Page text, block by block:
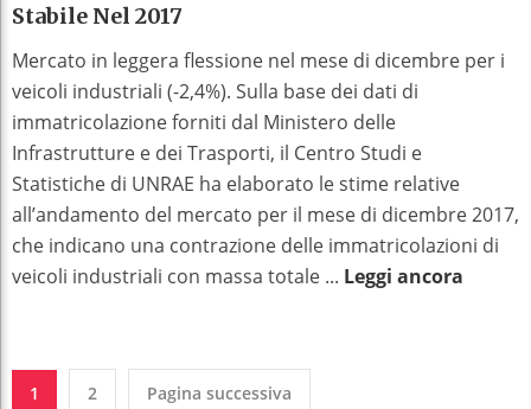
Stabile Nel 2017
Mercato in leggera flessione nel mese di dicembre per i
veicoli industriali (-2,4%). Sulla base dei dati di
immatricolazione forniti dal Ministero delle
Infrastrutture e dei Trasporti, il Centro Studi e
Statistiche di UNRAE ha elaborato le stime relative
all’andamento del mercato per il mese di dicembre 2017,
che indicano una contrazione delle immatricolazioni di
veicoli industriali con massa totale ... Leggi ancora
1 2 Pagina successiva